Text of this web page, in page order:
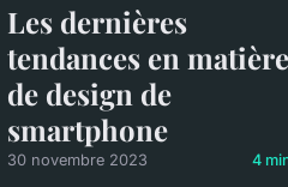
Les dernières
tendances en matière
de design de
smartphone
30 novembre 2023 4